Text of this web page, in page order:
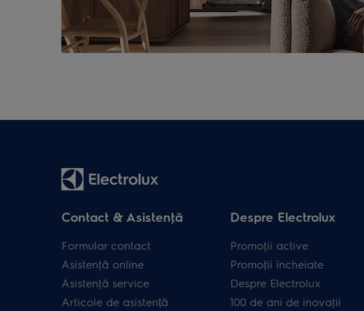
Contact & Asistenţă
Formular contact
Asistenţă online
Asistenţă service
Articole de asistență
Despre Electrolux
Promoţii active
Promoţii încheiate
Despre Electrolux
100 de ani de inovaţii